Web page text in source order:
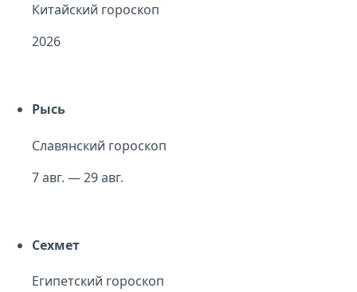
Китайский гороскоп
2026
Рысь
Славянский гороскоп
7 авг. — 29 авг.
Сехмет
Египетский гороскоп